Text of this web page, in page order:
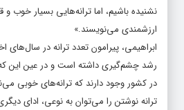
ارزشمندی می‌نویسند.»
ابراهیمی، پیرامون تعدد ترانه در سال‌های
رشد چشم‌گیری داشته است و در عین این که
در کشور وجود دارند که ترانه‌های خوبی
ترانه نوشتن را می‌توان به نوعی، ادای
داد: «در برهه‌ای از زمان، برخی از افراد